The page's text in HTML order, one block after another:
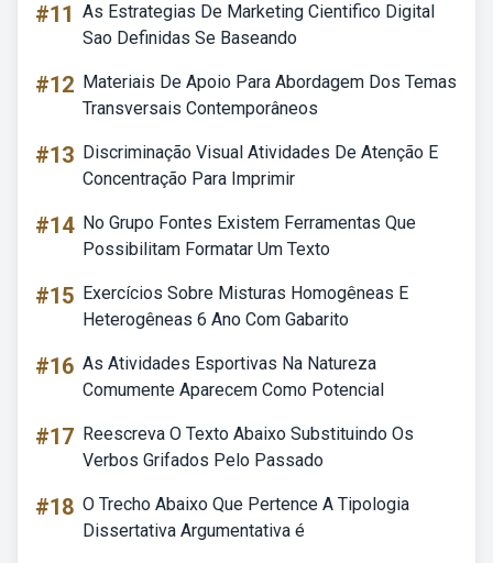
#11 As Estrategias De Marketing Cientifico Digital
Sao Definidas Se Baseando
#12 Materiais De Apoio Para Abordagem Dos Temas
Transversais Contemporâneos
#13 Discriminação Visual Atividades De Atenção E
Concentração Para Imprimir
#14 No Grupo Fontes Existem Ferramentas Que
Possibilitam Formatar Um Texto
#15 Exercícios Sobre Misturas Homogêneas E
Heterogêneas 6 Ano Com Gabarito
#16 As Atividades Esportivas Na Natureza
Comumente Aparecem Como Potencial
#17 Reescreva O Texto Abaixo Substituindo Os
Verbos Grifados Pelo Passado
#18 O Trecho Abaixo Que Pertence A Tipologia
Dissertativa Argumentativa é